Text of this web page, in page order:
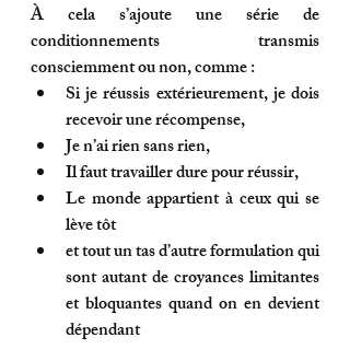
À cela s’ajoute une série de
conditionnements transmis
consciemment ou non, comme :
Si je réussis extérieurement, je dois
recevoir une récompense,
Je n’ai rien sans rien,
Il faut travailler dure pour réussir,
Le monde appartient à ceux qui se
lève tôt
et tout un tas d’autre formulation qui
sont autant de croyances limitantes
et bloquantes quand on en devient
dépendant